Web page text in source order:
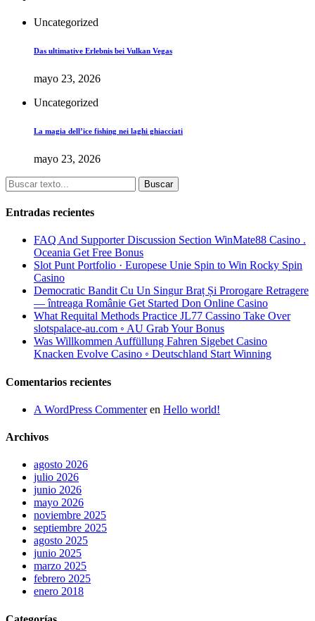
Uncategorized
Das ultimative Erlebnis bei Vulkan Vegas
mayo 23, 2026
Uncategorized
La magia dell’ice fishing nei laghi ghiacciati
mayo 23, 2026
Buscar
Entradas recientes
FAQ And Supporter Discussion Section WinMate88 Casino .
Oceania Get Free Bonus
Slot Punt Portfolio · Europese Unie Spin to Win Rocky Spin
Casino
Democratic Bandit Cu Un Singur Braț Și Prorogare Retragere
— întreaga Românie Get Started Don Online Casino
What Requital Methods Practice JL77 Cassino Take Over
slotspalace-au.com ◦ AU Grab Your Bonus
Was Willkommen Auffüllung Fahren Sigebet Casino
Knacken Evolve Casino ◦ Deutschland Start Winning
Comentarios recientes
A WordPress Commenteren Hello world!
Archivos
agosto 2026
julio 2026
junio 2026
mayo 2026
noviembre 2025
septiembre 2025
agosto 2025
junio 2025
marzo 2025
febrero 2025
enero 2018